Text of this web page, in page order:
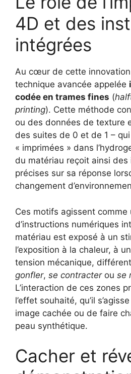
4D et des
intégrées
Au cœur de cette
technique avancée appelée
codée en trames fines (
printing). Cette méthode
ou des données de texture
des suites de 0 et de 1 –
« imprimées » dans
du matériau reçoit ainsi des
précises sur sa réponse
changement
Ces motifs agissent comme
d’instructions numériques
matériau est exposé à un
l’exposition à la chaleur, à
tension mécanique,
gonfler, se contracterou se
L’interaction de ces zones
l’effet souhaité, qu’il
image cachée ou de faire
peau synthétique.
Cacher et